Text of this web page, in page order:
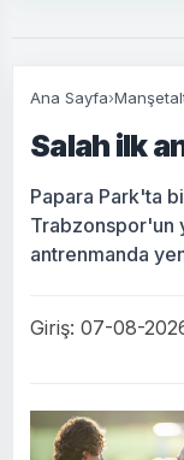
Ana Sayfa›
Salah ilk
Papara Park'ta
Trabzonspor'un
antrenmanda
Giriş: 07-08-